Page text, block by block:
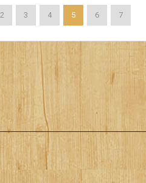
2 3 4 5 6 7